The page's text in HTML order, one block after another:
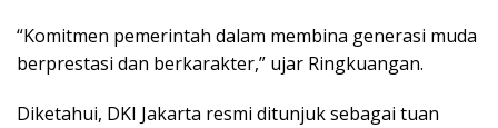
“Komitmen pemerintah dalam membina generasi muda
berprestasi dan berkarakter,” ujar Ringkuangan.
Diketahui, DKI Jakarta resmi ditunjuk sebagai tuan